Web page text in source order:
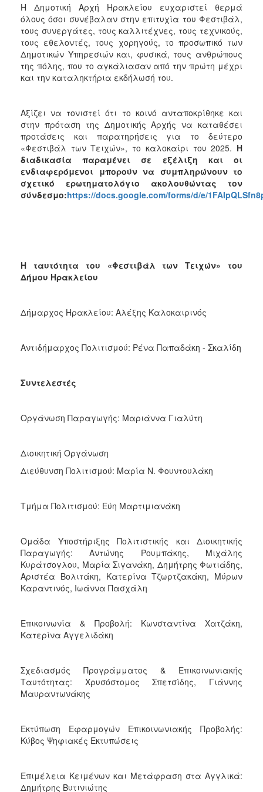
Η Δημοτική Αρχή Ηρακλείου ευχαριστεί θερμά
όλους όσοι συνέβαλαν στην επιτυχία του Φεστιβάλ,
τους συνεργάτες, τους καλλιτέχνες, τους τεχνικούς,
τους εθελοντές, τους χορηγούς, το προσωπικό των
Δημοτικών Υπηρεσιών και, φυσικά, τους ανθρώπους
της πόλης, που το αγκάλιασαν από την πρώτη μέχρι
και την καταληκτήρια εκδήλωσή του.
Αξίζει να τονιστεί ότι το κοινό ανταποκρίθηκε και
στην πρόταση της Δημοτικής Αρχής να καταθέσει
προτάσεις και παρατηρήσεις για το δεύτερο
«Φεστιβάλ των Τειχών», το καλοκαίρι του 2025. Η
διαδικασία παραμένει σε εξέλιξη και οι
ενδιαφερόμενοι μπορούν να συμπληρώνουν το
σχετικό ερωτηματολόγιο ακολουθώντας τον
σύνδεσμο:https://docs.google.com/forms/d/e/
Η ταυτότητα του «Φεστιβάλ των Τειχών» του
Δήμου Ηρακλείου
Δήμαρχος Ηρακλείου: Αλέξης Καλοκαιρινός
Αντιδήμαρχος Πολιτισμού: Ρένα Παπαδάκη - Σκαλίδη
Συντελεστές
Οργάνωση Παραγωγής: Μαριάννα Γιαλύτη
Διοικητική Οργάνωση
Διεύθυνση Πολιτισμού: Μαρία Ν. Φουντουλάκη
Τμήμα Πολιτισμού: Εύη Μαρτιμιανάκη
Ομάδα Υποστήριξης Πολιτιστικής και Διοικητικής
Παραγωγής: Αντώνης Ρουμπάκης, Μιχάλης
Κυράτσογλου, Μαρία Σιγανάκη, Δημήτρης Φωτιάδης,
Αριστέα Βολιτάκη, Κατερίνα Τζωρτζακάκη, Μύρων
Καραντινός, Ιωάννα Πασχάλη
Επικοινωνία & Προβολή: Κωνσταντίνα Χατζάκη,
Κατερίνα Αγγελιδάκη
Σχεδιασμός Προγράμματος & Επικοινωνιακής
Ταυτότητας: Χρυσόστομος Σπετσίδης, Γιάννης
Μαυραντωνάκης
Εκτύπωση Εφαρμογών Επικοινωνιακής Προβολής:
Κύβος Ψηφιακές Εκτυπώσεις
Επιμέλεια Κειμένων και Μετάφραση στα Αγγλικά:
Δημήτρης Βυτινιώτης